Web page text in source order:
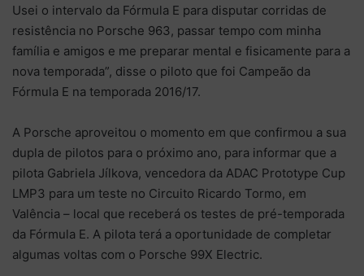
Usei o intervalo da Fórmula E para disputar corridas de
resistência no Porsche 963, passar tempo com minha
família e amigos e me preparar mental e fisicamente para a
nova temporada”, disse o piloto que foi Campeão da
Fórmula E na temporada 2016/17.
A Porsche aproveitou o momento em que confirmou a sua
dupla de pilotos para o próximo ano, para informar que a
pilota Gabriela Jílkova, vencedora da ADAC Prototype Cup
LMP3 para um teste no Circuito Ricardo Tormo, em
Valência – local que receberá os testes de pré-temporada
da Fórmula E. A pilota terá a oportunidade de completar
algumas voltas com o Porsche 99X Electric.